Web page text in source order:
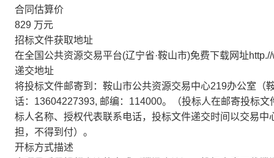
合同估算价
829 万元
招标文件获取地址
在全国公共资源交易平台(辽宁省·鞍山市)免费下载网址
递交地址
将投标文件邮寄到：鞍山市公共资源交易中心219办公室（
话：13604227393, 邮编：114000。（投标人在邮寄投标
标人名称、授权代表联系电话，投标文件递交时间以交易
担，不得到付）。
开标方式描述